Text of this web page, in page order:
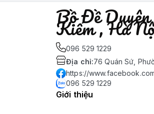
Bồ Đề
Kiếm , Hà
096 529 1229
Địa chỉ:76 Quán Sứ,
https://
096 529 1229
Giới thiệu